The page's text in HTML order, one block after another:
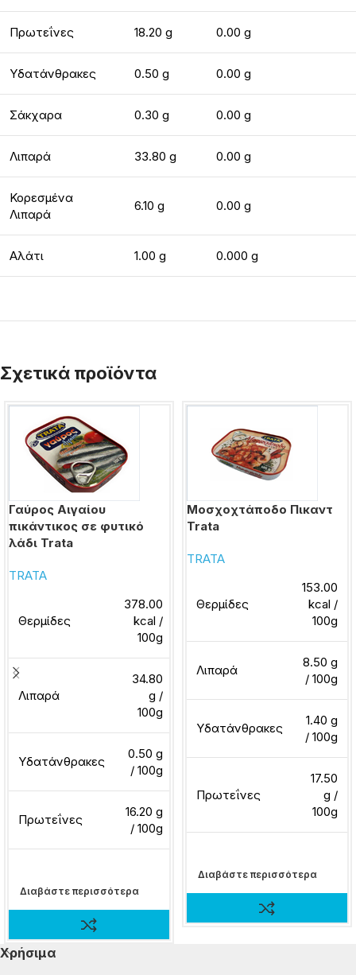
Πρωτεΐνες 18.20 g 0.00 g
Υδατάνθρακες 0.50 g 0.00 g
Σάκχαρα 0.30 g 0.00 g
Λιπαρά 33.80 g 0.00 g
Κορεσμένα
Λιπαρά
6.10 g 0.00 g
Αλάτι 1.00 g 0.000 g
Σχετικά προϊόντα
Γαύρος Αιγαίου
πικάντικος σε φυτικό
λάδι Trata
TRATA
Θερμίδες
378.00
kcal /
100g
Λιπαρά
34.80
g /
100g
Υδατάνθρακες
0.50 g
/ 100g
Πρωτεΐνες
16.20 g
/ 100g
Διαβάστε περισσότερα
Μοσχοχτάποδο Πικαντ
Trata
TRATA
Θερμίδες
153.00
kcal /
100g
Λιπαρά
8.50 g
/ 100g
Υδατάνθρακες
1.40 g
/ 100g
Πρωτεΐνες
17.50
g /
100g
Διαβάστε περισσότερα
Χρήσιμα